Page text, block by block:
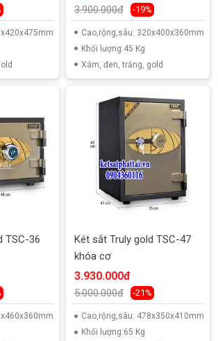
3.900.000đ -19%
Cao,rộng,sâu: 320x400x360mm
Khối lượng:45 Kg
Xám, đen, trắng, gold
TSC-36
Két sắt Truly gold TSC-47
khóa cơ
3.930.000đ
5.000.000đ -21%
Cao,rộng,sâu: 478x350x410mm
Khối lượng:65 Kg